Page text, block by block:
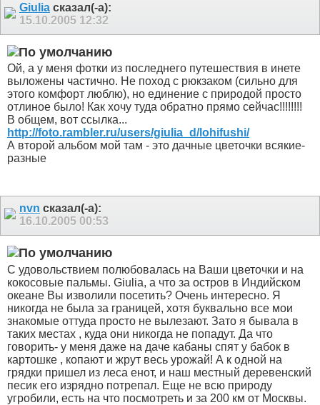
Giulia сказал(-а):
15.10.2005 12:32
Ой, а у меня фотки из последнего путешествия в инете
выложены частично. Не поход с рюкзаком (сильно для
этого комфорт люблю), но единение с природой просто
отлиное было! Как хочу туда обратно прямо сейчас!!!!!!!!
В общем, вот ссылка...
http://foto.rambler.ru/users/giulia_d/lohifushi/
А второй альбом мой там - это дачные цветочки всякие-
разные
nvn сказал(-а):
16.10.2005 00:53
С удовольствием полюбовалась на Ваши цветочки и на
кокосовые пальмы. Giulia, а что за остров в Индийском
океане Вы изволили посетить? Очень интересно. Я
никогда не была за границей, хотя буквально все мои
знакомые оттуда просто не вылезают. Зато я бывала в
таких местах , куда они никогда не попадут. Да что
говорить- у меня даже на даче кабаны спят у бабок в
картошке , копают и жрут весь урожай! А к одной на
грядки пришел из леса енот, и наш местный деревенский
песик его изрядно потрепал. Еще не всю природу
угробили, есть на что посмотреть и за 200 км от Москвы.